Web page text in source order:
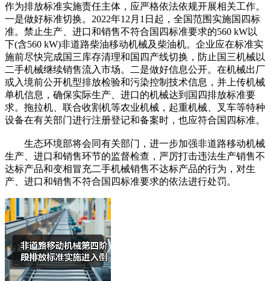
作为排放标准实施责任主体，应严格依法依规开展相关工作。
一是做好标准切换。2022年12月1日起，全国范围实施国四标
准。禁止生产、进口和销售不符合国四标准要求的560 kW以
下(含560 kW)非道路柴油移动机械及柴油机。企业应在标准实
施前尽快完成国三库存清理和国四产线切换，防止国三机械以
二手机械继续销售流入市场。二是做好信息公开。在机械出厂
或入境前公开机型排放检验和污染控制技术信息，并上传机械
单机信息，确保实际生产、进口的机械达到国四排放标准要
求。拖拉机、联合收割机等农业机械，起重机械、叉车等特种
设备在有关部门进行注册登记和备案时，也应符合国四标准。
生态环境部将会同有关部门，进一步加强非道路移动机械
生产、进口和销售环节的监督检查，严厉打击违法生产销售不
达标产品和变相冒充二手机械销售不达标产品的行为，对生
产、进口和销售不符合国四标准要求的依法进行处罚。